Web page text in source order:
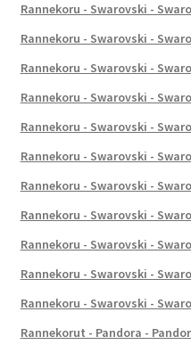
Rannekoru - Swarovski -
Rannekoru - Swarovski -
Rannekoru - Swarovski -
Rannekoru - Swarovski -
Rannekoru - Swarovski -
Rannekoru - Swarovski -
Rannekoru - Swarovski -
Rannekoru - Swarovski -
Rannekoru - Swarovski -
Rannekoru - Swarovski -
Rannekoru - Swarovski -
Rannekorut - Pandora -